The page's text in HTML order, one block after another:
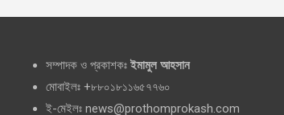
সম্পাদক ও প্রকাশকঃ ইমামুল আহসান
মোবাইলঃ +৮৮০১৮১১৬৫৭৭৬০
ই-মেইলঃ news@prothomprokash.com